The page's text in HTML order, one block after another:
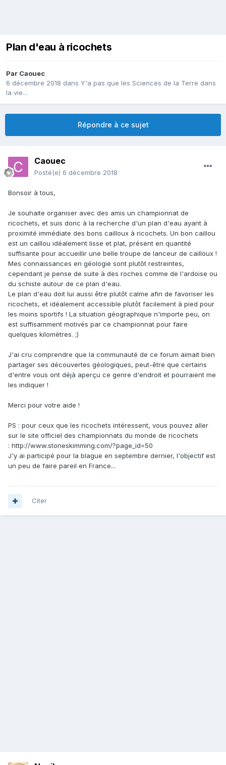
Plan d'eau à ricochets
Par Caouec
6 décembre 2018 dans Y'a pas que les Sciences de la Terre dans
la vie...
Répondre à ce sujet
Caouec
Posté(e) 6 décembre 2018
Bonsoir à tous,
Je souhaite organiser avec des amis un championnat de
ricochets, et suis donc à la recherche d'un plan d'eau ayant à
proximité immédiate des bons cailloux à ricochets. Un bon caillou
est un caillou idéalement lisse et plat, présent en quantité
suffisante pour accueillir une belle troupe de lanceur de cailloux !
Mes connaissances en géologie sont plutôt restreintes,
cependant je pense de suite à des roches comme de l'ardoise ou
du schiste autour de ce plan d'eau.
Le plan d'eau doit lui aussi être plutôt calme afin de favoriser les
ricochets, et idéalement accessible plutôt facilement à pied pour
les moins sportifs ! La situation géographique n'importe peu, on
est suffisamment motivés par ce championnat pour faire
quelques kilomètres. ;)
J'ai cru comprendre que la communauté de ce forum aimait bien
partager ses découvertes géologiques, peut-être que certains
d'entre vous ont déjà aperçu ce genre d'endroit et pourraient me
les indiquer !
Merci pour votre aide !
PS : pour ceux que les ricochets intéressent, vous pouvez aller
sur le site officiel des championnats du monde de ricochets
: http://www.stoneskimming.com/?page_id=50
J'y ai participé pour la blague en septembre dernier, l'objectif est
un peu de faire pareil en France...
Citer